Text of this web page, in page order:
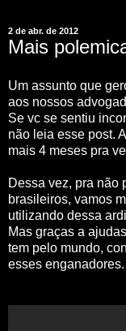
2 de abr. de 2012
Mais
Um assunto que
aos nossos
Se vc se sentiu
não leia esse post.
mais 4 meses pra
Dessa vez, pra não
brasileiros, vamos
utilizando dessa
Mas graças a
tem pelo mundo,
esses enganadores.